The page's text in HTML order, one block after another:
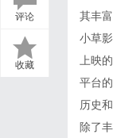
评论
收藏
其丰
小草
上映
平台
历史
除了